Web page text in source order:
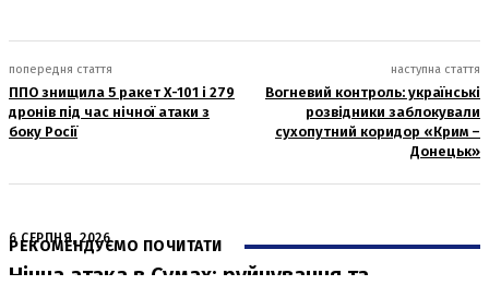
попередня стаття
ППО знищила 5 ракет Х-101 і 279
дронів під час нічної атаки з
боку Росії
наступна стаття
Вогневий контроль: українські
розвідники заблокували
сухопутний коридор «Крим –
Донецьк»
РЕКОМЕНДУЄМО ПОЧИТАТИ
6 СЕРПНЯ, 2026
Нічна атака в Сумах: руйнування та